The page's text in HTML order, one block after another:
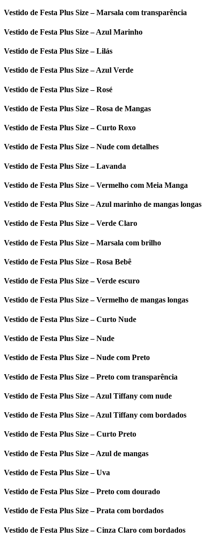
Vestido de Festa Plus Size – Marsala com transparência
Vestido de Festa Plus Size – Azul Marinho
Vestido de Festa Plus Size – Lilás
Vestido de Festa Plus Size – Azul Verde
Vestido de Festa Plus Size – Rosé
Vestido de Festa Plus Size – Rosa de Mangas
Vestido de Festa Plus Size – Curto Roxo
Vestido de Festa Plus Size – Nude com detalhes
Vestido de Festa Plus Size – Lavanda
Vestido de Festa Plus Size – Vermelho com Meia Manga
Vestido de Festa Plus Size – Azul marinho de mangas longas
Vestido de Festa Plus Size – Verde Claro
Vestido de Festa Plus Size – Marsala com brilho
Vestido de Festa Plus Size – Rosa Bebê
Vestido de Festa Plus Size – Verde escuro
Vestido de Festa Plus Size – Vermelho de mangas longas
Vestido de Festa Plus Size – Curto Nude
Vestido de Festa Plus Size – Nude
Vestido de Festa Plus Size – Nude com Preto
Vestido de Festa Plus Size – Preto com transparência
Vestido de Festa Plus Size – Azul Tiffany com nude
Vestido de Festa Plus Size – Azul Tiffany com bordados
Vestido de Festa Plus Size – Curto Preto
Vestido de Festa Plus Size – Azul de mangas
Vestido de Festa Plus Size – Uva
Vestido de Festa Plus Size – Preto com dourado
Vestido de Festa Plus Size – Prata com bordados
Vestido de Festa Plus Size – Cinza Claro com bordados